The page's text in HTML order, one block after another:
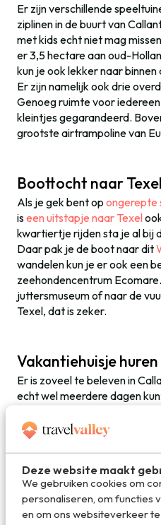
Deze website maakt
We gebruiken cookies om
personaliseren, om functies
en om ons websiteverkeer
Er zijn verschillende
ziplinen in de buurt van
met kids echt niet mag
er 3,5 hectare aan oud-
kun je ook lekker naar
Er zijn namelijk ook drie
Genoeg ruimte voor
kleintjes gegarandeerd.
grootste airtrampoline van
Boottocht naar Texel
Als je gek bent op ongerepte
iseen uitstapje naar Texel
kwartiertje rijden sta je al bij
Daar pak je de boot naar dit
wandelen kun je er ook een
zeehondencentrum
juttersmuseum of naar de
Texel, dat is zeker.
Vakantiehuisje
Er is zoveel te beleven in
echt wel meerdere dagen
Callantsoog! Door een
je extra lang van alle
gemakje doen. Terrasje
en spannende activiteiten.
reisbureau LekkerNaarZee,
Callantsoog. Zo vind je
dat perfect aansluit bij je